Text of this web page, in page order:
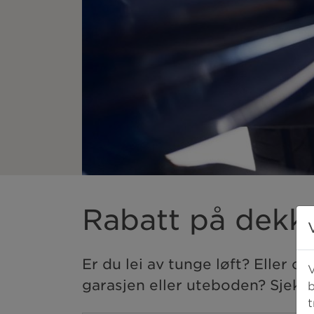
Rabatt på
Er du lei av tunge løft? Eller
garasjen eller uteboden?